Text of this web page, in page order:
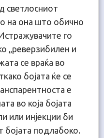
светлосниот
на она што обично
го
„реверзибилен и
се враќа во
бојата ќе се
е
во која бојата
или инјекции би
бојата подлабоко.